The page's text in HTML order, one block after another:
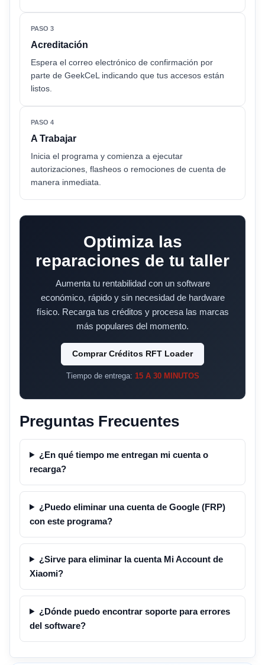
PASO 3
Acreditación
Espera el correo electrónico de confirmación por
parte de GeekCeL indicando que tus accesos están
listos.
PASO 4
A Trabajar
Inicia el programa y comienza a ejecutar
autorizaciones, flasheos o remociones de cuenta de
manera inmediata.
Optimiza las
reparaciones de tu taller
Aumenta tu rentabilidad con un software
económico, rápido y sin necesidad de hardware
físico. Recarga tus créditos y procesa las marcas
más populares del momento.
Comprar Créditos RFT Loader
Tiempo de entrega: 15 A 30 MINUTOS
Preguntas Frecuentes
¿En qué tiempo me entregan mi cuenta o
recarga?
¿Puedo eliminar una cuenta de Google (FRP)
con este programa?
¿Sirve para eliminar la cuenta Mi Account de
Xiaomi?
¿Dónde puedo encontrar soporte para errores
del software?